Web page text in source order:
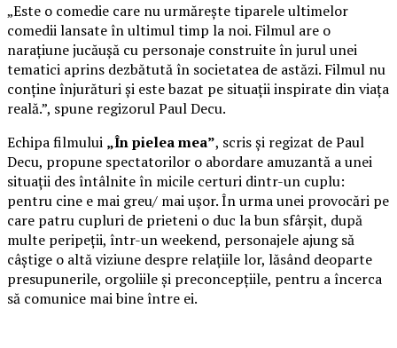
„Este o comedie care nu urmărește tiparele ultimelor
comedii lansate în ultimul timp la noi. Filmul are o
narațiune jucăușă cu personaje construite în jurul unei
tematici aprins dezbătută în societatea de astăzi. Filmul nu
conține înjurături și este bazat pe situații inspirate din viața
reală.”, spune regizorul Paul Decu.
Echipa filmului „În pielea mea”, scris și regizat de Paul
Decu, propune spectatorilor o abordare amuzantă a unei
situații des întâlnite în micile certuri dintr-un cuplu:
pentru cine e mai greu/ mai ușor. În urma unei provocări pe
care patru cupluri de prieteni o duc la bun sfârșit, după
multe peripeții, într-un weekend, personajele ajung să
câștige o altă viziune despre relațiile lor, lăsând deoparte
presupunerile, orgoliile și preconcepțiile, pentru a încerca
să comunice mai bine între ei.